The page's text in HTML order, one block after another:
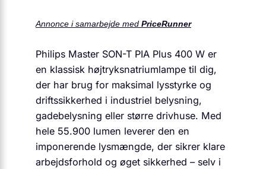
Annonce i samarbejde med PriceRunner
Philips Master SON-T PIA Plus 400 W er
en klassisk højtryksnatriumlampe til dig,
der har brug for maksimal lysstyrke og
driftssikkerhed i industriel belysning,
gadebelysning eller større drivhuse. Med
hele 55.900 lumen leverer den en
imponerende lysmængde, der sikrer klare
arbejdsforhold og øget sikkerhed – selv i